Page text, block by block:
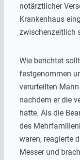
notärztlicher
Krankenhaus
zwischenzeitlich
Wie berichtet
festgenommen
verurteilten
nachdem er die
hatte. Als die
des
waren, reagierte
Messer und